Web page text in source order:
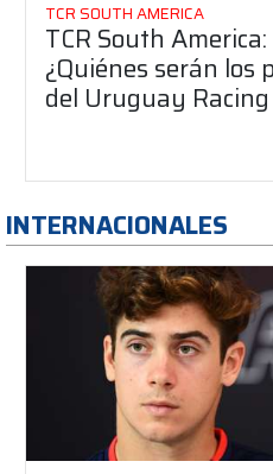
TCR SOUTH AMERICA
TCR South America:
¿Quiénes serán los
del Uruguay Racing
INTERNACIONALES